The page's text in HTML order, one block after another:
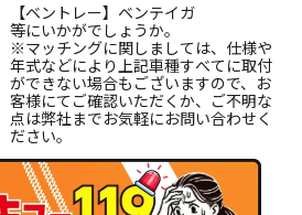
【ベントレー】ベンテイガ
等にいかがでしょうか。
※マッチングに関しましては、仕様や
年式などにより上記車種すべてに取付
ができない場合もございますので、お
客様にてご確認いただくか、ご不明な
点は弊社までお気軽にお問い合わせく
ださい。